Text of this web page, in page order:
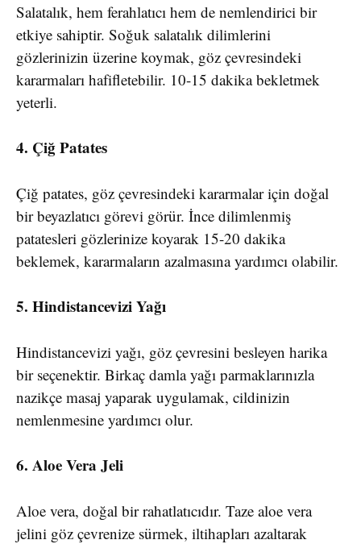
Salatalık, hem ferahlatıcı hem de nemlendirici bir
etkiye sahiptir. Soğuk salatalık dilimlerini
gözlerinizin üzerine koymak, göz çevresindeki
kararmaları hafifletebilir. 10-15 dakika bekletmek
yeterli.
4. Çiğ Patates
Çiğ patates, göz çevresindeki kararmalar için doğal
bir beyazlatıcı görevi görür. İnce dilimlenmiş
patatesleri gözlerinize koyarak 15-20 dakika
beklemek, kararmaların azalmasına yardımcı olabilir.
5. Hindistancevizi Yağı
Hindistancevizi yağı, göz çevresini besleyen harika
bir seçenektir. Birkaç damla yağı parmaklarınızla
nazikçe masaj yaparak uygulamak, cildinizin
nemlenmesine yardımcı olur.
6. Aloe Vera Jeli
Aloe vera, doğal bir rahatlatıcıdır. Taze aloe vera
jelini göz çevrenize sürmek, iltihapları azaltarak